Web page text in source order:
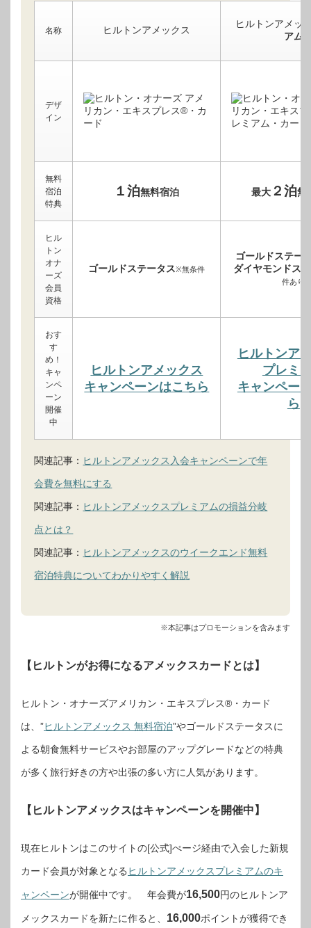
名称 ヒルトンアメックス
ヒルトンアメッ
アム
デザ
イン
無料
宿泊
特典
１泊無料宿泊 最大２泊無
ヒル
トン
オナ
ーズ
会員
資格
ゴールドステータス※無条件
ゴールドステー
ダイヤモンドス
件あり
おす
す
め！
キャ
ンペ
ーン
開催
中
ヒルトンアメックス
キャンペーンはこちら
ヒルトンア
プレミ
キャンペー
ら
関連記事： ヒルトンアメックス入会キャンペーンで年
会費を無料にする
関連記事： ヒルトンアメックスプレミアムの損益分岐
点とは？
関連記事： ヒルトンアメックスのウイークエンド無料
宿泊特典についてわかりやすく解説
※本記事はプロモーションを含みます
【ヒルトンがお得になるアメックスカードとは】
ヒルトン・オナーズアメリカン・エキスプレス®・カード
は、”ヒルトンアメックス 無料宿泊”やゴールドステータスに
よる朝食無料サービスやお部屋のアップグレードなどの特典
が多く旅行好きの方や出張の多い方に人気があります。
【ヒルトンアメックスはキャンペーンを開催中】
現在ヒルトンはこのサイトの[公式]ぺージ経由で入会した新規
カード会員が対象となる ヒルトンアメックスプレミアムのキ
ャンペーンが開催中です。 年会費が16,500円のヒルトンア
メックスカードを新たに作ると、 16,000ポイントが獲得でき